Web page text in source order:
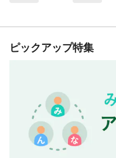
ピックアップ特集